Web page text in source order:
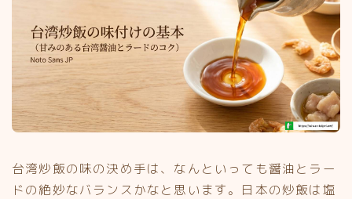
台湾炒飯の味の決め手は、なんといっても醤油とラー
ドの絶妙なバランスかなと思います。日本の炒飯は塩